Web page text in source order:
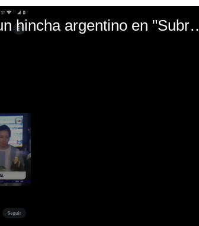
El mal momento de Yanina